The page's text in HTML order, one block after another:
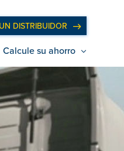
Calcule su ahorro
DISTRIBUIDOR